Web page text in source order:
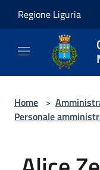
Regione Liguria
Home >
Personale